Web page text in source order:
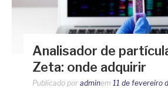
Analisador de
Zeta: onde adquirir
Publicado por adminem 11 de fevereiro